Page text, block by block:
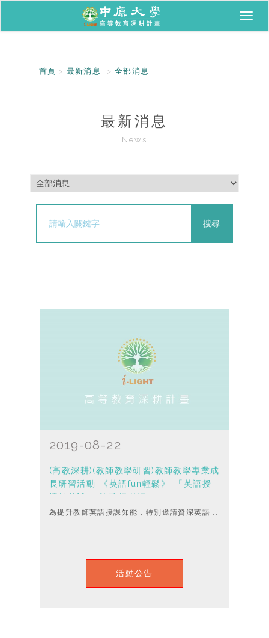
首頁 最新消息 全部消息
最新消息
News
搜尋
2019-08-22
(高教深耕)(教師教學研習)教師教學專業成
長研習活動-《英語fun輕鬆》-「英語授
課甘苦談」-許政行老師
為提升教師英語授課知能，特別邀請資深英語...
活動公告